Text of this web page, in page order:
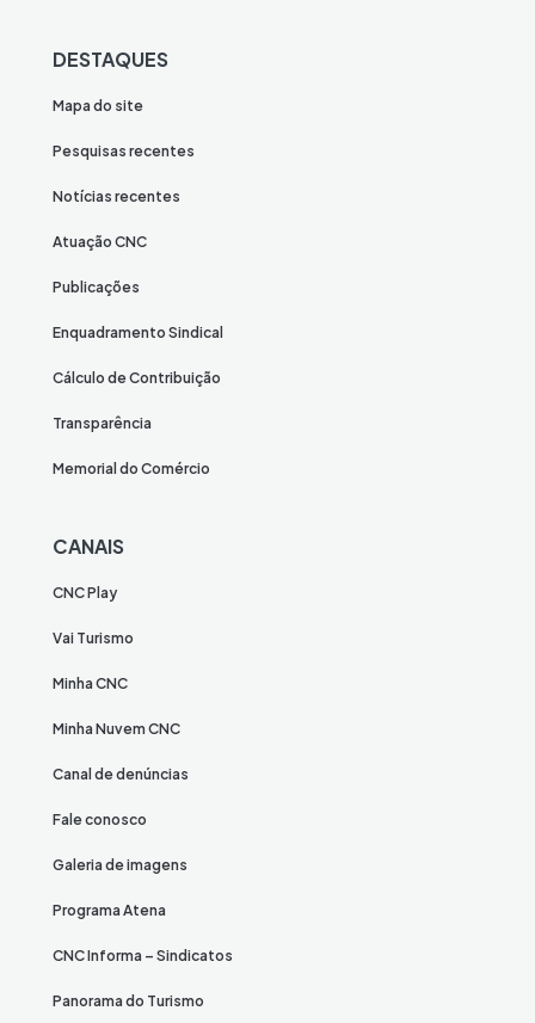
DESTAQUES
Mapa do site
Pesquisas recentes
Notícias recentes
Atuação CNC
Publicações
Enquadramento Sindical
Cálculo de Contribuição
Transparência
Memorial do Comércio
CANAIS
CNC Play
Vai Turismo
Minha CNC
Minha Nuvem CNC
Canal de denúncias
Fale conosco
Galeria de imagens
Programa Atena
CNC Informa – Sindicatos
Panorama do Turismo